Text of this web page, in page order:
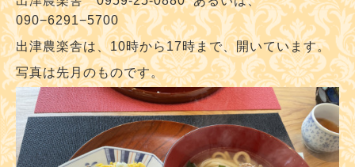
090−6291−5700
出津農楽舎は、10時から17時まで、開いています。
写真は先月のものです。